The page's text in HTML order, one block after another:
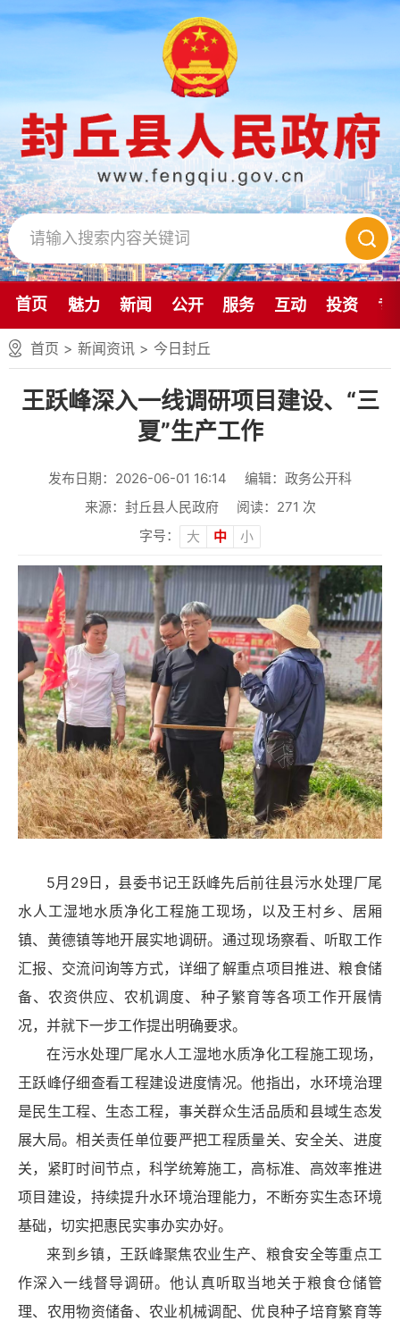
首页 魅力 新闻 公开 服务 互动 投资 专
首页 > 新闻资讯 > 今日封丘
王跃峰深入一线调研项目建设、“三
夏”生产工作
发布日期：2026-06-01 16:14
编辑：政务公开科
来源：封丘县人民政府
阅读： 271 次
字号：
大 中 小
5月29日，县委书记王跃峰先后前往县污水处理厂尾
水人工湿地水质净化工程施工现场，以及王村乡、居厢
镇、黄德镇等地开展实地调研。通过现场察看、听取工作
汇报、交流问询等方式，详细了解重点项目推进、粮食储
备、农资供应、农机调度、种子繁育等各项工作开展情
况，并就下一步工作提出明确要求。
在污水处理厂尾水人工湿地水质净化工程施工现场，
王跃峰仔细查看工程建设进度情况。他指出，水环境治理
是民生工程、生态工程，事关群众生活品质和县域生态发
展大局。相关责任单位要严把工程质量关、安全关、进度
关，紧盯时间节点，科学统筹施工，高标准、高效率推进
项目建设，持续提升水环境治理能力，不断夯实生态环境
基础，切实把惠民实事办实办好。
来到乡镇，王跃峰聚焦农业生产、粮食安全等重点工
作深入一线督导调研。他认真听取当地关于粮食仓储管
理、农用物资储备、农业机械调配、优良种子培育繁育等